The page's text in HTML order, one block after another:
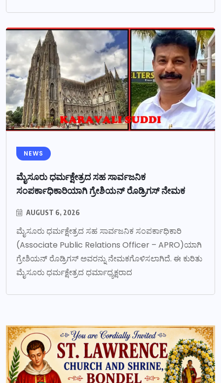
NEWS
ಮೈಸೂರು ಧರ್ಮಕ್ಷೇತ್ರದ ಸಹ ಸಾರ್ವಜನಿಕ
ಸಂಪರ್ಕಾಧಿಕಾರಿಯಾಗಿ ಗ್ರೇಶಿಯನ್ ರೊಡ್ರಿಗಸ್ ನೇಮಕ
AUGUST 6, 2026
ಮೈಸೂರು ಧರ್ಮಕ್ಷೇತ್ರದ ಸಹ ಸಾರ್ವಜನಿಕ ಸಂಪರ್ಕಾಧಿಕಾರಿ
(Associate Public Relations Officer – APRO)ಯಾಗಿ
ಗ್ರೇಶಿಯನ್ ರೊಡ್ರಿಗಸ್ ಅವರನ್ನು ನೇಮಕಗೊಳಿಸಲಾಗಿದೆ. ಈ ಕುರಿತು
ಮೈಸೂರು ಧರ್ಮಕ್ಷೇತ್ರದ ಧರ್ಮಾಧ್ಯಕ್ಷರಾದ